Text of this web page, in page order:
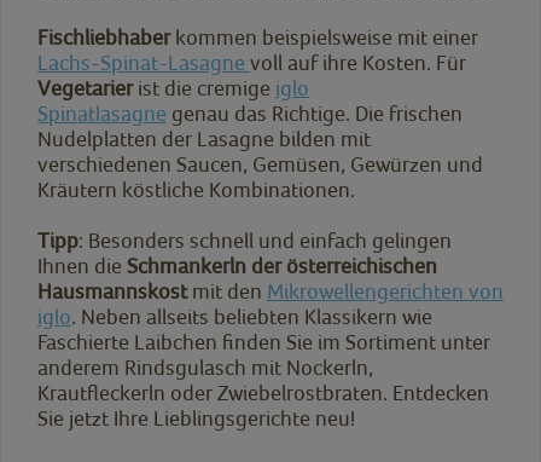
Fischliebhaberkommen beispielsweise mit einer
Lachs-Spinat-Lasagne voll auf ihre Kosten. Für
Vegetarierist die cremige iglo
Spinatlasagne genau das Richtige. Die frischen
Nudelplatten der Lasagne bilden mit
verschiedenen Saucen, Gemüsen, Gewürzen und
Kräutern köstliche Kombinationen.
Tipp: Besonders schnell und einfach gelingen
Ihnen die Schmankerln der österreichischen
Hausmannskostmit den Mikrowellengerichten von
iglo. Neben allseits beliebten Klassikern wie
Faschierte Laibchen finden Sie im Sortiment unter
anderem Rindsgulasch mit Nockerln,
Krautfleckerln oder Zwiebelrostbraten. Entdecken
Sie jetzt Ihre Lieblingsgerichte neu!